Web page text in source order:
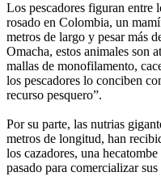
Los pescadores figuran entre
rosado en Colombia, un
metros de largo y pesar más
Omacha, estos animales son
mallas de monofilamento,
los pescadores lo conciben
recurso pesquero”.
Por su parte, las nutrias
metros de longitud, han
los cazadores, una
pasado para comercializar